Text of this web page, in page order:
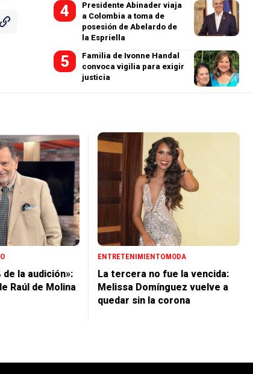
Presidente Abinader viaja
a Colombia a toma de
posesión de Abelardo de
la Espriella
Familia de Ivonne Handal
convoca vigilia para exigir
justicia
de la audición»:
Raúl de Molina
ENTRETENIMIENTOMODA
La tercera no fue la vencida:
Melissa Domínguez vuelve a
quedar sin la corona